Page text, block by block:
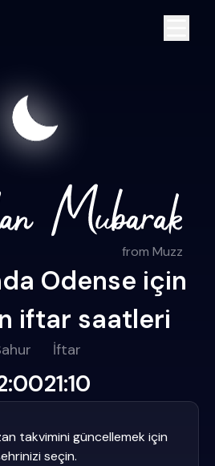
from Muzz
Odense için
iftar saatleri
İftar
21:10
takvimini güncellemek için
seçin.